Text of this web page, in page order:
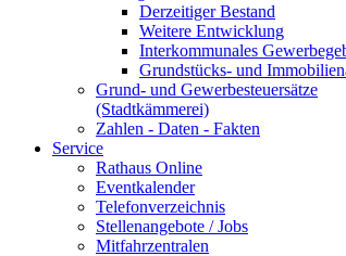
Derzeitiger Bestand
Weitere Entwicklung
Interkommunales
Grundstücks- und
Grund- und Gewerbesteuersätze
(Stadtkämmerei)
Zahlen - Daten - Fakten
Service
Rathaus Online
Eventkalender
Telefonverzeichnis
Stellenangebote / Jobs
Mitfahrzentralen